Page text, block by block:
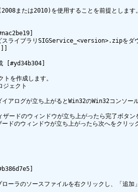
または2010)を使用することを前提とします
スライブラリSIGService_<version>.zipをダ
[#yd34b304]
トを作成します。
ジェクト
イアログが立ち上がるとWin32のWin32コンソ
ードのウィンドウが立ち上がったら完了ボタン
ドのウィンドウが立ち上がったら次へをクリ
ローラのソースファイルを右クリックし、「追